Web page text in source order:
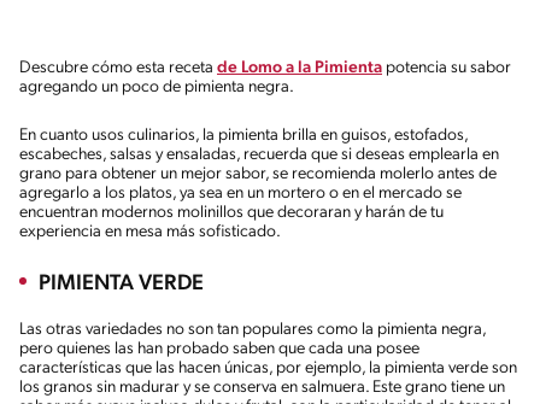
Descubre cómo esta receta de Lomo a la Pimienta potencia su sabor
agregando un poco de pimienta negra.
En cuanto usos culinarios, la pimienta brilla en guisos, estofados,
escabeches, salsas y ensaladas, recuerda que si deseas emplearla en
grano para obtener un mejor sabor, se recomienda molerlo antes de
agregarlo a los platos, ya sea en un mortero o en el mercado se
encuentran modernos molinillos que decoraran y harán de tu
experiencia en mesa más sofisticado.
PIMIENTA VERDE
Las otras variedades no son tan populares como la pimienta negra,
pero quienes las han probado saben que cada una posee
características que las hacen únicas, por ejemplo, la pimienta verde son
los granos sin madurar y se conserva en salmuera. Este grano tiene un